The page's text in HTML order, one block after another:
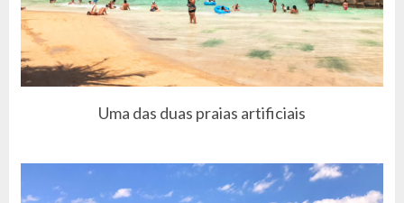
Uma das duas praias artificiais